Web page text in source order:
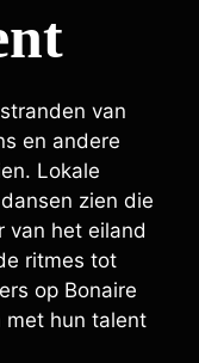
van
en andere
Lokale
zien die
van het eiland
ritmes tot
op Bonaire
hun talent